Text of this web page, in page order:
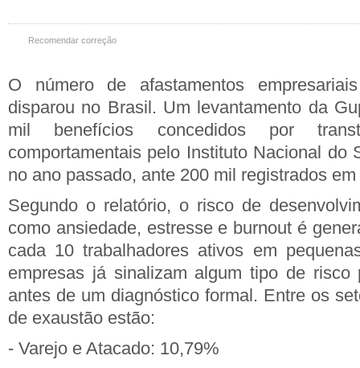
Recomendar correção
O número de afastamentos
disparou no Brasil. Um levantamento da
mil benefícios concedidos por
comportamentais pelo Instituto Nacional do
no ano passado, ante 200 mil registrados
Segundo o relatório, o risco de
como ansiedade, estresse e burnout é
cada 10 trabalhadores ativos em
empresas já sinalizam algum tipo de risco
antes de um diagnóstico formal. Entre os
de exaustão estão:
- Varejo e Atacado: 10,79%